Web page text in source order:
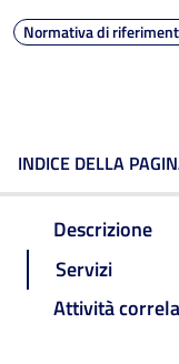
Normativa di
INDICE DELLA
Descrizione
Servizi
Attività